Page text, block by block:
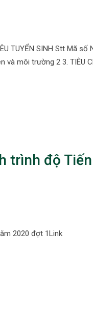
TUYỂN SINH Stt Mã số
và môi trường 2 3. TIÊU
trình độ
2020 đợt 1Link